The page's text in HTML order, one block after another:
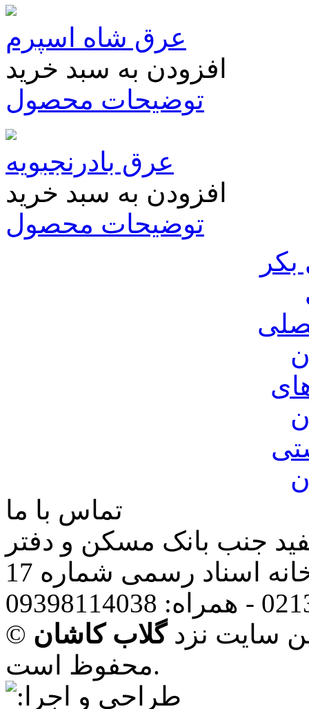
عرق شاه اسپرم
افزودن به سبد خرید
توضیحات محصول
عرق بادرنجبویه
افزودن به سبد خرید
توضیحات محصول
تماس با ما
جنب بانک مسکن و دفتر
اسناد رسمی شماره 17
سایت نزدگلاب کاشان
محفوظ است.